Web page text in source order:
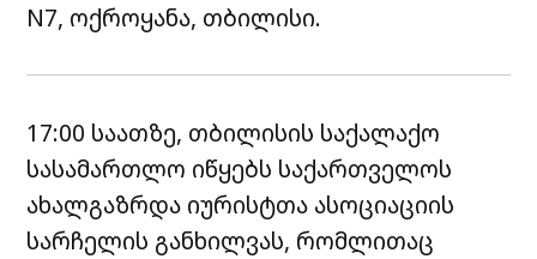
N7, ოქროყანა, თბილისი.
17:00 საათზე, თბილისის საქალაქო
სასამართლო იწყებს საქართველოს
ახალგაზრდა იურისტთა ასოციაციის
სარჩელის განხილვას, რომლითაც